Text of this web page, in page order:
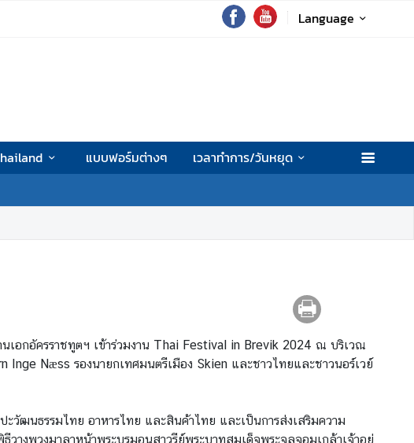
Language
แบบฟอร์มต่างๆ
เวลาทำการ/วันหยุด
เอกอัครราชทูตฯ เข้าร่วมงาน Thai Festival in Brevik 2024 ณ บริเวณ
Næss รองนายกเทศมนตรีเมือง Skien และชาวไทยและชาวนอร์เวย์
วัฒนธรรมไทย อาหารไทย และสินค้าไทย และเป็นการส่งเสริมความ
งพวงมาลาหน้าพระบรมอนุสาวรีย์พระบาทสมเด็จพระจุลจอมเกล้าเจ้าอยู่